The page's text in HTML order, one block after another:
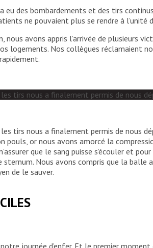
a eu des bombardements et des tirs
ne pouvaient plus se rendre à
nous avons appris l’arrivée de plusieurs
logements. Nos collègues réclamaient
les tirs nous a finalement permis de nous
tirs nous a finalement permis de nous
pouls, or nous avons amorcé la
que le sang puisse s’écouler et
sternum. Nous avons compris que la
de le sauver.
journée d’enfer. Et le premier